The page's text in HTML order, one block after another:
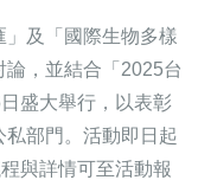
及「國際生物多樣
，並結合「2025台
盛大舉行，以表彰
部門。活動即日起
與詳情可至活動報